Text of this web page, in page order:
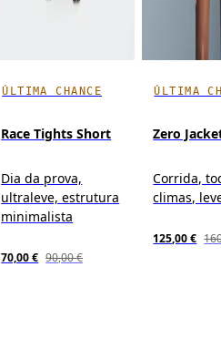
ÚLTIMA CHANCE
Race Tights Short
Dia da prova,
ultraleve, estrutura
minimalista
70,00 € 90,00 €
ÚLTIMA
Zero
Corrida,
climas,
125,00 €